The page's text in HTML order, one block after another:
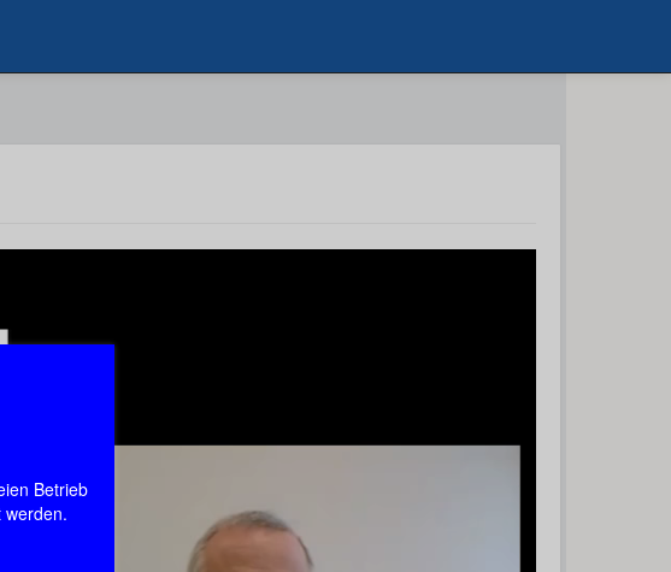
Betrieb
werden.